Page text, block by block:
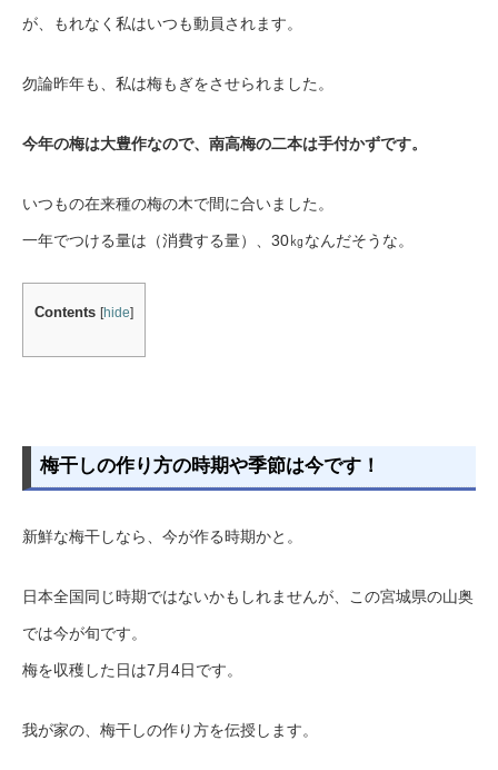
が、もれなく私はいつも動員されます。
勿論昨年も、私は梅もぎをさせられました。
今年の梅は大豊作なので、南高梅の二本は手付かずです。
いつもの在来種の梅の木で間に合いました。
一年でつける量は（消費する量）、30㎏なんだそうな。
Contents [hide]
梅干しの作り方の時期や季節は今です！
新鮮な梅干しなら、今が作る時期かと。
日本全国同じ時期ではないかもしれませんが、この宮城県の山奥
では今が旬です。
梅を収穫した日は7月4日です。
我が家の、梅干しの作り方を伝授します。